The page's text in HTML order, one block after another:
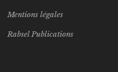
Mentions légales
Rabsel Publications